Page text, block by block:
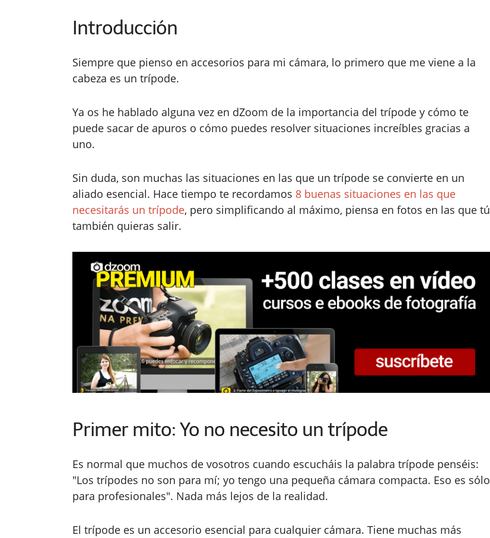
Introducción
Siempre que pienso en accesorios para mi cámara, lo primero que me viene a la
cabeza es un trípode.
Ya os he hablado alguna vez en dZoom de la importancia del trípode y cómo te
puede sacar de apuros o cómo puedes resolver situaciones increíbles gracias a
uno.
Sin duda, son muchas las situaciones en las que un trípode se convierte en un
aliado esencial. Hace tiempo te recordamos 8 buenas situaciones en las que
necesitarás un trípode, pero simplificando al máximo, piensa en fotos en las que tú
también quieras salir.
Primer mito: Yo no necesito un trípode
Es normal que muchos de vosotros cuando escucháis la palabra trípode penséis:
"Los trípodes no son para mí; yo tengo una pequeña cámara compacta. Eso es sólo
para profesionales". Nada más lejos de la realidad.
El trípode es un accesorio esencial para cualquier cámara. Tiene muchas más